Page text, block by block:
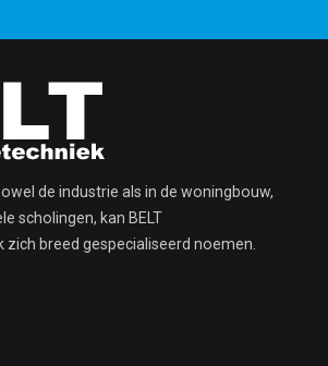
de industrie als in de woningbouw,
scholingen, kan BELT
breed gespecialiseerd noemen.